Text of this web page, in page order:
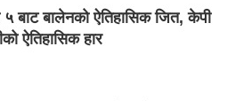
५ बाट बालेनको ऐतिहासिक जित, केपी
ऐतिहासिक हार